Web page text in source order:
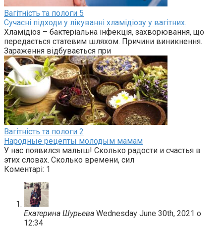
Вагітність та пологи 5
Сучасні підходи у лікуванні хламідіозу у вагітних.
Хламідіоз – бактеріальна інфекція, захворювання, що
передається статевим шляхом. Причини виникнення.
Зараження відбувається при
Вагітність та пологи 2
Народные рецепты молодым мамам
У нас появился малыш! Сколько радости и счастья в
этих словах. Сколько времени, сил
Коментарі: 1
Екатерина Шурьева Wednesday June 30th, 2021 о
12:34